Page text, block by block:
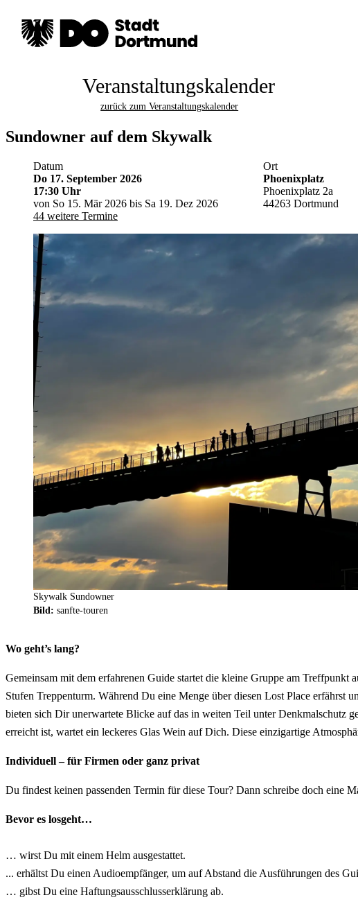
Veranstaltungskalender
zurück zum Veranstaltungskalender
Sundowner auf dem Skywalk
Datum
Do 17. September 2026
17:30 Uhr
von So 15. Mär 2026 bis Sa 19. Dez 2026
44 weitere Termine
Ort
Phoenixplatz
Phoenixplatz 2a
44263 Dortmund
Skywalk Sundowner
Bild: sanfte-touren
Wo geht’s lang?
Gemeinsam mit dem erfahrenen Guide startet die kleine Gruppe am
Stufen Treppenturm. Während Du eine Menge über diesen Lost Place erfährst
bieten sich Dir unerwartete Blicke auf das in weiten Teil unter Denkmalschutz
erreicht ist, wartet ein leckeres Glas Wein auf Dich. Diese einzigartige
Individuell – für Firmen oder ganz privat
Du findest keinen passenden Termin für diese Tour? Dann schreibe doch eine
Bevor es losgeht…
… wirst Du mit einem Helm ausgestattet.
... erhältst Du einen Audioempfänger, um auf Abstand die Ausführungen des
… gibst Du eine Haftungsausschlusserklärung ab.